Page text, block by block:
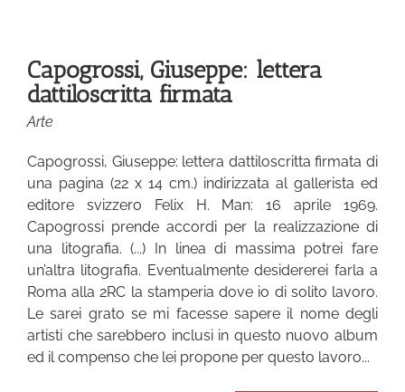
Capogrossi, Giuseppe: lettera
dattiloscritta firmata
Arte
Capogrossi, Giuseppe: lettera dattiloscritta firmata di
una pagina (22 x 14 cm.) indirizzata al gallerista ed
editore svizzero Felix H. Man: 16 aprile 1969.
Capogrossi prende accordi per la realizzazione di
una litografia. (...) In linea di massima potrei fare
un’altra litografia. Eventualmente desidererei farla a
Roma alla 2RC la stamperia dove io di solito lavoro.
Le sarei grato se mi facesse sapere il nome degli
artisti che sarebbero inclusi in questo nuovo album
ed il compenso che lei propone per questo lavoro...